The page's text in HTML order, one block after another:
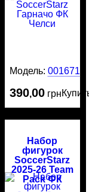
Модель: 0016715
390,00 грн
Набор
фигурок
SoccerStarz
2025-26 Team
Pack ФК
Манчестер